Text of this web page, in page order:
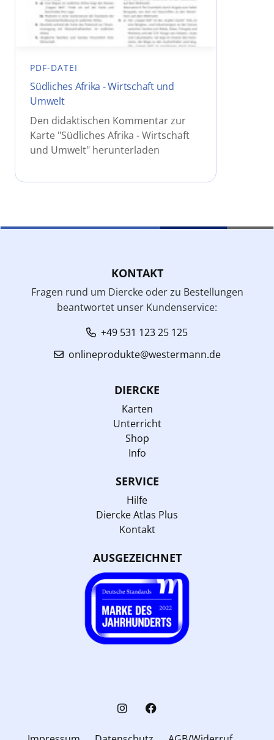
PDF-DATEI
Südliches Afrika - Wirtschaft und
Umwelt
Den didaktischen Kommentar zur
Karte "Südliches Afrika - Wirtschaft
und Umwelt" herunterladen
KONTAKT
Fragen rund um Diercke oder zu Bestellungen
beantwortet unser Kundenservice:
+49 531 123 25 125
onlineprodukte@westermann.de
DIERCKE
Karten
Unterricht
Shop
Info
SERVICE
Hilfe
Diercke Atlas Plus
Kontakt
AUSGEZEICHNET